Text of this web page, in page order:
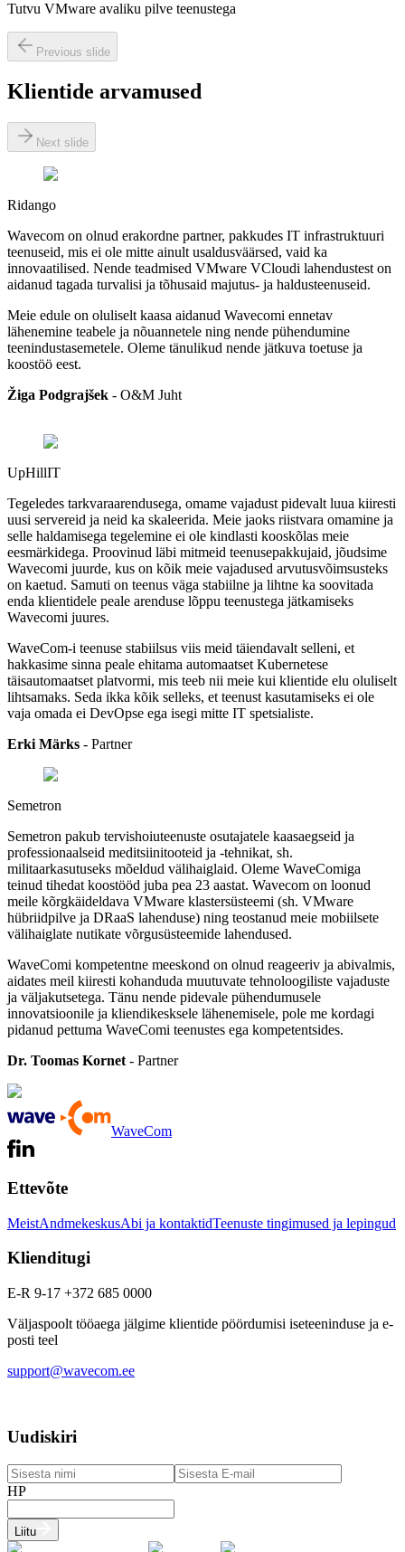
Tutvu VMware avaliku pilve teenustega
Previous slide
Klientide arvamused
Next slide
Ridango
Wavecom on olnud erakordne partner, pakkudes IT infrastruktuuri
teenuseid, mis ei ole mitte ainult usaldusväärsed, vaid ka
innovaatilised. Nende teadmised VMware VCloudi lahendustest on
aidanud tagada turvalisi ja tõhusaid majutus- ja haldusteenuseid.
Meie edule on oluliselt kaasa aidanud Wavecomi ennetav
lähenemine teabele ja nõuannetele ning nende pühendumine
teenindustasemetele. Oleme tänulikud nende jätkuva toetuse ja
koostöö eest.
Žiga Podgrajšek - O&M Juht
UpHillIT
Tegeledes tarkvaraarendusega, omame vajadust pidevalt luua kiiresti
uusi servereid ja neid ka skaleerida. Meie jaoks riistvara omamine ja
selle haldamisega tegelemine ei ole kindlasti kooskõlas meie
eesmärkidega. Proovinud läbi mitmeid teenusepakkujaid, jõudsime
Wavecomi juurde, kus on kõik meie vajadused arvutusvõimsusteks
on kaetud. Samuti on teenus väga stabiilne ja lihtne ka soovitada
enda klientidele peale arenduse lõppu teenustega jätkamiseks
Wavecomi juures.
WaveCom-i teenuse stabiilsus viis meid täiendavalt selleni, et
hakkasime sinna peale ehitama automaatset Kubernetese
täisautomaatset platvormi, mis teeb nii meie kui klientide elu oluliselt
lihtsamaks. Seda ikka kõik selleks, et teenust kasutamiseks ei ole
vaja omada ei DevOpse ega isegi mitte IT spetsialiste.
Erki Märks - Partner
Semetron
Semetron pakub tervishoiuteenuste osutajatele kaasaegseid ja
professionaalseid meditsiinitooteid ja -tehnikat, sh.
militaarkasutuseks mõeldud välihaiglaid. Oleme WaveComiga
teinud tihedat koostööd juba pea 23 aastat. Wavecom on loonud
meile kõrgkäideldava VMware klastersüsteemi (sh. VMware
hübriidpilve ja DRaaS lahenduse) ning teostanud meie mobiilsete
välihaiglate nutikate võrgusüsteemide lahendused.
WaveComi kompetentne meeskond on olnud reageeriv ja abivalmis,
aidates meil kiiresti kohanduda muutuvate tehnoloogiliste vajaduste
ja väljakutsetega. Tänu nende pidevale pühendumusele
innovatsioonile ja kliendikesksele lähenemisele, pole me kordagi
pidanud pettuma WaveComi teenustes ega kompetentsides.
Dr. Toomas Kornet - Partner
WaveCom
Ettevõte
MeistAndmekeskusAbi ja kontaktidTeenuste tingimused ja lepingud
Klienditugi
E-R 9-17 +372 685 0000
Väljaspoolt tööaega jälgime klientide pöördumisi iseteeninduse ja e-
posti teel
support@wavecom.ee
Uudiskiri
HP
Liitu